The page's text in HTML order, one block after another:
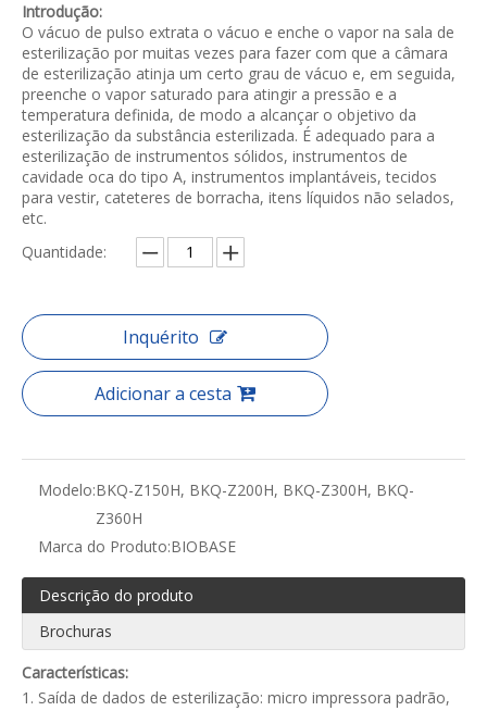
Introdução:
O vácuo de pulso extrata o vácuo e enche o vapor na sala de
esterilização por muitas vezes para fazer com que a câmara
de esterilização atinja um certo grau de vácuo e, em seguida,
preenche o vapor saturado para atingir a pressão e a
temperatura definida, de modo a alcançar o objetivo da
esterilização da substância esterilizada. É adequado para a
esterilização de instrumentos sólidos, instrumentos de
cavidade oca do tipo A, instrumentos implantáveis, tecidos
para vestir, cateteres de borracha, itens líquidos não selados,
etc.
Quantidade:
Inquérito
Adicionar a cesta
Modelo:BKQ-Z150H, BKQ-Z200H, BKQ-Z300H, BKQ-
Z360H
Marca do Produto:BIOBASE
Descrição do produto
Brochuras
Características:
1. Saída de dados de esterilização: micro impressora padrão,